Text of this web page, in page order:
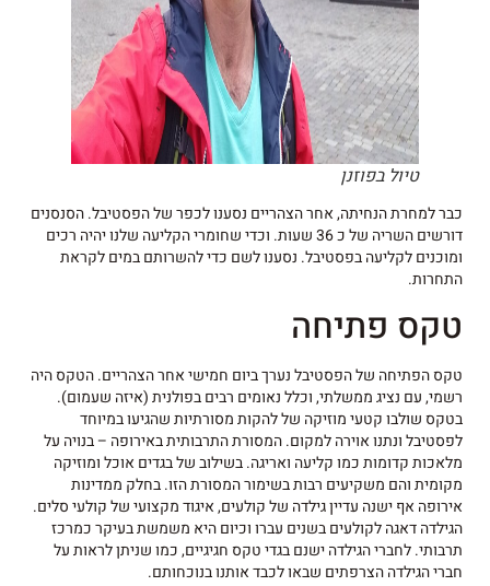
טיול בפוזנן
כבר למחרת הנחיתה, אחר הצהריים נסענו לכפר של הפסטיבל. הסנסנים
דורשים השריה של כ 36 שעות. וכדי שחומרי הקליעה שלנו יהיה רכים
ומוכנים לקליעה בפסטיבל. נסענו לשם כדי להשרותם במים לקראת
התחרות.
טקס פתיחה
טקס הפתיחה של הפסטיבל נערך ביום חמישי אחר הצהריים. הטקס היה
רשמי, עם נציג ממשלתי, וכלל נאומים רבים בפולנית (איזה שעמום).
בטקס שולבו קטעי מוזיקה של להקות מסורתיות שהגיעו במיוחד
לפסטיבל ונתנו אוירה למקום. המסורת התרבותית באירופה – בנויה על
מלאכות קדומות כמו קליעה ואריגה. בשילוב של בגדים אוכל ומוזיקה
מקומית והם משקיעים רבות בשימור המסורת הזו. בחלק ממדינות
אירופה אף ישנה עדיין גילדה של קולעים, איגוד מקצועי של קולעי סלים.
הגילדה דאגה לקולעים בשנים עברו וכיום היא משמשת בעיקר כמרכז
תרבותי. לחברי הגילדה ישנם בגדי טקס חגיגיים, כמו שניתן לראות על
חברי הגילדה הצרפתים שבאו לכבד אותנו בנוכחותם.